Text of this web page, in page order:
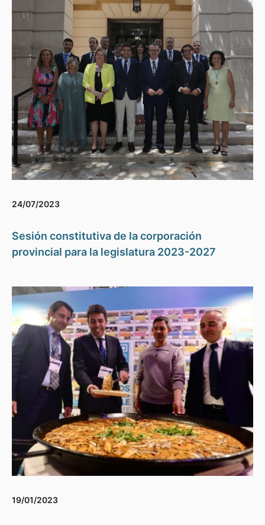
24/07/2023
Sesión constitutiva de la corporación
provincial para la legislatura 2023-2027
19/01/2023